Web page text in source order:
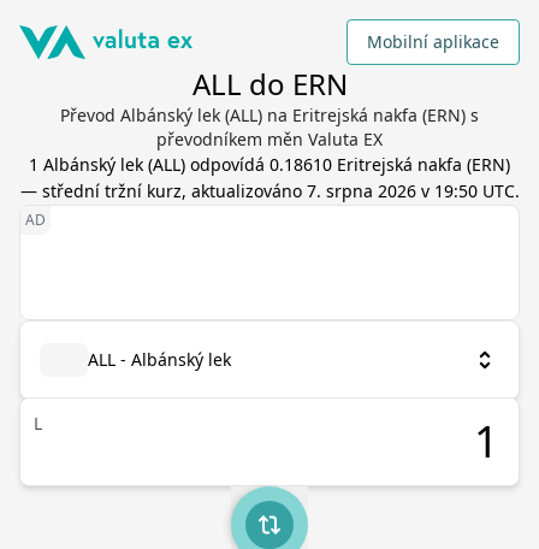
Mobilní aplikace
ALL do ERN
Převod Albánský lek (ALL) na Eritrejská nakfa (ERN) s
převodníkem měn Valuta EX
1 Albánský lek (ALL) odpovídá 0.18610 Eritrejská nakfa (ERN)
— střední tržní kurz, aktualizováno 7. srpna 2026 v 19:50 UTC.
ALL - Albánský lek
L